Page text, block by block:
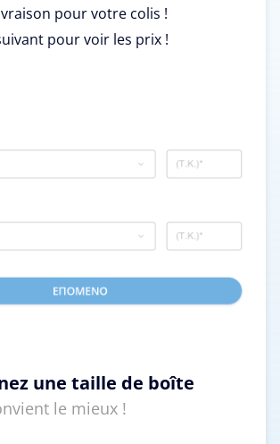
pour votre colis !
pour voir les prix !
une taille de boîte
le mieux !